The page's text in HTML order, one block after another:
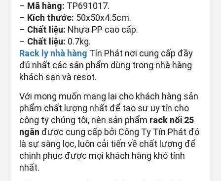
– Mã hàng: TP691017.
– Kích thước: 50x50x4.5cm.
– Chất liệu: Nhựa PP cao cấp.
– Chất liệu: 0.7kg.
Rack ly nhà hàng Tín Phát nơi cung cấp đầy
đủ nhất các sản phẩm dùng trong nhà hàng
khách sạn và resot.
Với mong muốn mang lại cho khách hàng sản
phẩm chất lượng nhất để tạo sự uy tín cho
công ty chúng tôi, nên sản phẩm rack nối 25
ngăn được cung cấp bởi Công Ty Tín Phát đó
là sự sàng lọc, luôn cải tiến về chất lượng để
chinh phục được mọi khách hàng khó tính
nhất.